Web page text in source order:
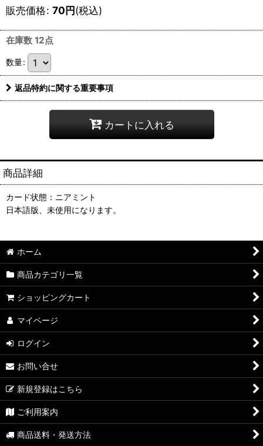
販売価格: 70円(税込)
在庫数 12点
数量:
返品特約に関する重要事項
カートに入れる
商品詳細
カード状態：ニアミント
日本語版、未使用になります。
ホーム
商品カテゴリ一覧
ショッピングカート
マイページ
ログイン
お問い合せ
新規登録はこちら
ご利用案内
商品送料・発送方法